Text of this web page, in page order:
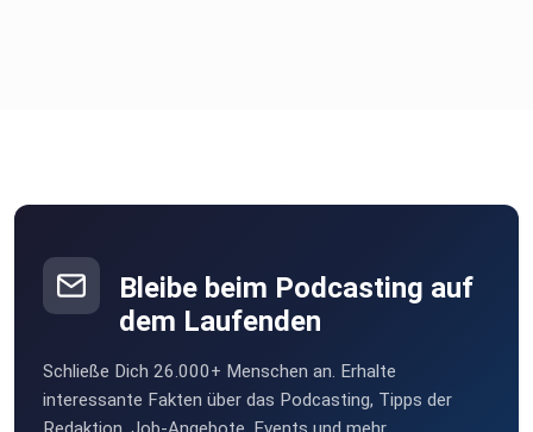
Bleibe beim Podcasting auf
dem Laufenden
Schließe Dich 26.000+ Menschen an. Erhalte
interessante Fakten über das Podcasting, Tipps der